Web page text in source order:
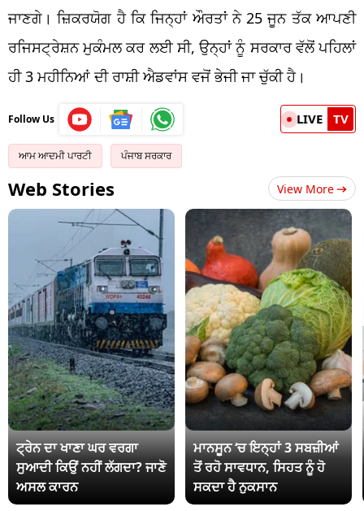
ਜਾਣਗੇ। ਜ਼ਿਕਰਯੋਗ ਹੈ ਕਿ ਜਿਨ੍ਹਾਂ ਔਰਤਾਂ ਨੇ 25 ਜੂਨ ਤੱਕ ਆਪਣੀ
ਰਜਿਸਟ੍ਰੇਸ਼ਨ ਮੁਕੰਮਲ ਕਰ ਲਈ ਸੀ, ਉਨ੍ਹਾਂ ਨੂੰ ਸਰਕਾਰ ਵੱਲੋਂ ਪਹਿਲਾਂ
ਹੀ 3 ਮਹੀਨਿਆਂ ਦੀ ਰਾਸ਼ੀ ਐਡਵਾਂਸ ਵਜੋਂ ਭੇਜੀ ਜਾ ਚੁੱਕੀ ਹੈ।
Follow Us LIVE TV
ਆਮ ਆਦਮੀ ਪਾਰਟੀ ਪੰਜਾਬ ਸਰਕਾਰ
Web Stories View More
ਟ੍ਰੇਨ ਦਾ ਖਾਣਾ ਘਰ ਵਰਗਾ
ਸੁਆਦੀ ਕਿਉਂ ਨਹੀਂ ਲੱਗਦਾ? ਜਾਣੋ
ਅਸਲ ਕਾਰਨ
ਮਾਨਸੂਨ ‘ਚ ਇਨ੍ਹਾਂ 3 ਸਬਜ਼ੀਆਂ
ਤੋਂ ਰਹੋ ਸਾਵਧਾਨ, ਸਿਹਤ ਨੂੰ ਹੋ
ਸਕਦਾ ਹੈ ਨੁਕਸਾਨ